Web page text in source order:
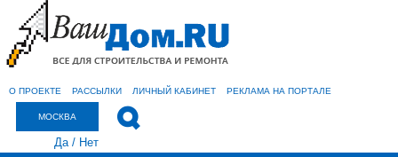
О ПРОЕКТЕ РАССЫЛКИ ЛИЧНЫЙ КАБИНЕТ РЕКЛАМА НА ПОРТАЛЕ
МОСКВА
Да/ Нет